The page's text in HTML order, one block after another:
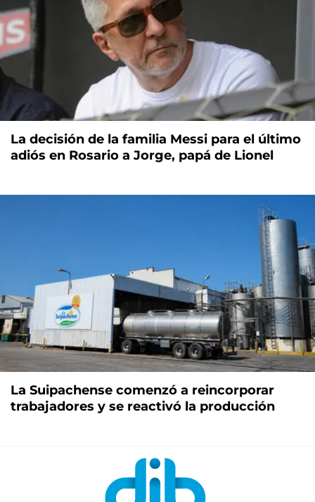
La decisión de la familia Messi para el último
adiós en Rosario a Jorge, papá de Lionel
La Suipachense comenzó a reincorporar
trabajadores y se reactivó la producción